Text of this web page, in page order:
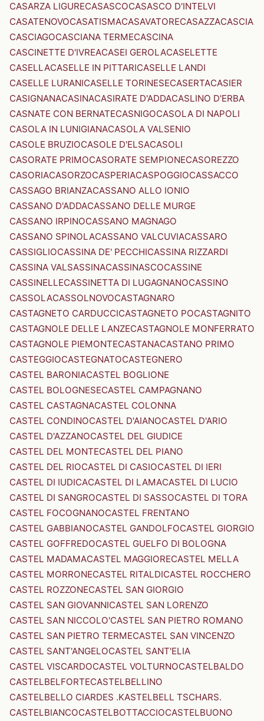
CASARZA LIGURECASASCOCASASCO D'INTELVI
CASATENOVOCASATISMACASAVATORECASAZZACASCIA
CASCIAGOCASCIANA TERMECASCINA
CASCINETTE D'IVREACASEI GEROLACASELETTE
CASELLACASELLE IN PITTARICASELLE LANDI
CASELLE LURANICASELLE TORINESECASERTACASIER
CASIGNANACASINACASIRATE D'ADDACASLINO D'ERBA
CASNATE CON BERNATECASNIGOCASOLA DI NAPOLI
CASOLA IN LUNIGIANACASOLA VALSENIO
CASOLE BRUZIOCASOLE D'ELSACASOLI
CASORATE PRIMOCASORATE SEMPIONECASOREZZO
CASORIACASORZOCASPERIACASPOGGIOCASSACCO
CASSAGO BRIANZACASSANO ALLO IONIO
CASSANO D'ADDACASSANO DELLE MURGE
CASSANO IRPINOCASSANO MAGNAGO
CASSANO SPINOLACASSANO VALCUVIACASSARO
CASSIGLIOCASSINA DE' PECCHICASSINA RIZZARDI
CASSINA VALSASSINACASSINASCOCASSINE
CASSINELLECASSINETTA DI LUGAGNANOCASSINO
CASSOLACASSOLNOVOCASTAGNARO
CASTAGNETO CARDUCCICASTAGNETO POCASTAGNITO
CASTAGNOLE DELLE LANZECASTAGNOLE MONFERRATO
CASTAGNOLE PIEMONTECASTANACASTANO PRIMO
CASTEGGIOCASTEGNATOCASTEGNERO
CASTEL BARONIACASTEL BOGLIONE
CASTEL BOLOGNESECASTEL CAMPAGNANO
CASTEL CASTAGNACASTEL COLONNA
CASTEL CONDINOCASTEL D'AIANOCASTEL D'ARIO
CASTEL D'AZZANOCASTEL DEL GIUDICE
CASTEL DEL MONTECASTEL DEL PIANO
CASTEL DEL RIOCASTEL DI CASIOCASTEL DI IERI
CASTEL DI IUDICACASTEL DI LAMACASTEL DI LUCIO
CASTEL DI SANGROCASTEL DI SASSOCASTEL DI TORA
CASTEL FOCOGNANOCASTEL FRENTANO
CASTEL GABBIANOCASTEL GANDOLFOCASTEL GIORGIO
CASTEL GOFFREDOCASTEL GUELFO DI BOLOGNA
CASTEL MADAMACASTEL MAGGIORECASTEL MELLA
CASTEL MORRONECASTEL RITALDICASTEL ROCCHERO
CASTEL ROZZONECASTEL SAN GIORGIO
CASTEL SAN GIOVANNICASTEL SAN LORENZO
CASTEL SAN NICCOLO'CASTEL SAN PIETRO ROMANO
CASTEL SAN PIETRO TERMECASTEL SAN VINCENZO
CASTEL SANT'ANGELOCASTEL SANT'ELIA
CASTEL VISCARDOCASTEL VOLTURNOCASTELBALDO
CASTELBELFORTECASTELBELLINO
CASTELBELLO CIARDES .KASTELBELL TSCHARS.
CASTELBIANCOCASTELBOTTACCIOCASTELBUONO